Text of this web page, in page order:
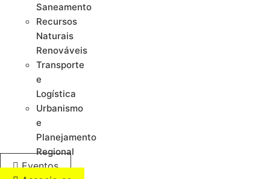
Saneamento
Recursos
Naturais
Renováveis
Transporte
e
Logística
Urbanismo
e
Planejamento
Regional
Eventos